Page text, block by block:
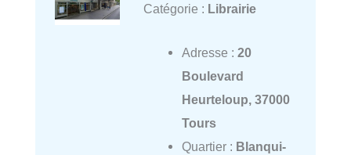
Catégorie : Librairie
Adresse : 20
Boulevard
Heurteloup, 37000
Tours
Quartier : Blanqui-